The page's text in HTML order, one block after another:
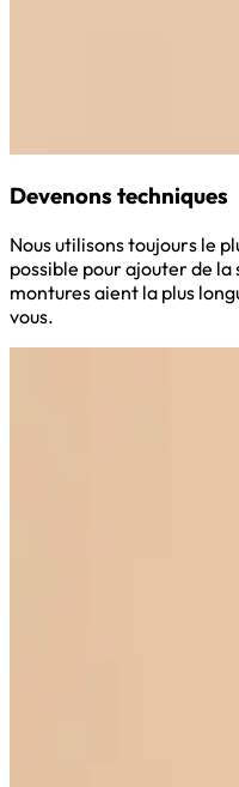
Devenons techniques
Nous utilisons toujours le
possible pour ajouter de
montures aient la plus
vous.